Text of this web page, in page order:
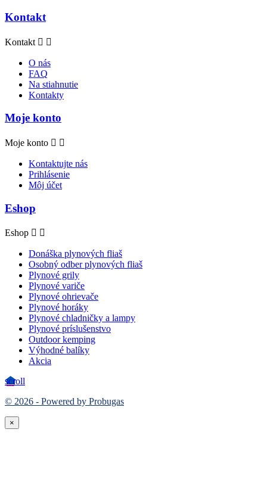
Kontakt
Kontakt  
O nás
FAQ
Na stiahnutie
Kontakty
Moje konto
Moje konto  
Kontaktujte nás
Prihlásenie
Môj účet
Eshop
Eshop  
Donáška plynových fliaš
Osobný odber plynových fliaš
Plynové grily
Plynové variče
Plynové ohrievače
Plynové horáky
Plynové chladničky a lampy
Plynové príslušenstvo
Outdoor kemping
Výhodné balíky
Akcia
scroll
© 2026 - Powered by Probugas
×